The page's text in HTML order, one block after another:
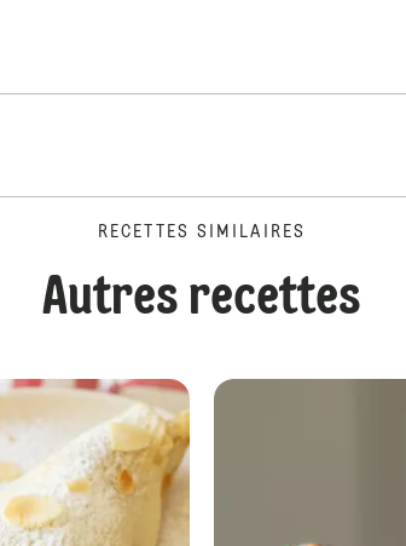
RECETTES SIMILAIRES
Autres recettes
Crêpes en forme de poissons